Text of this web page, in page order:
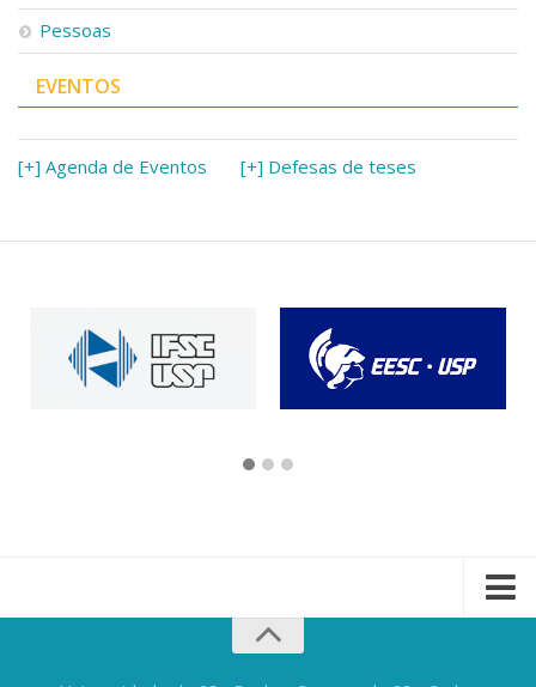
Pessoas
EVENTOS
[+] Agenda de Eventos [+] Defesas de teses